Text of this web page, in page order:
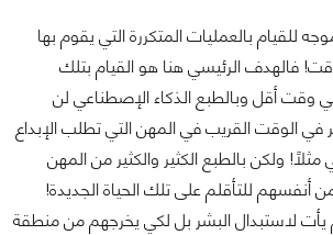
للقيام بالعمليات المتكررة التي يقوم بها
فالهدف الرئيسي هنا هو القيام بتلك
وقت أقل وبالطبع الذكاء الإصطناعي لن
في الوقت القريب في المهن التي تطلب الإبداع
ولكن بالطبع الكثير والكثير من المهن
أنفسهم للتأقلم على تلك الحياة الجديدة!
يأت لاستبدال البشر بل لكي يخرجهم من منطقة